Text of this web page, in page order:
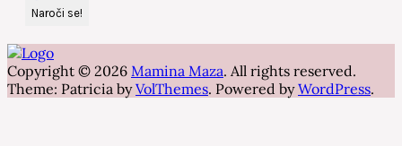
Copyright © 2026 Mamina Maza. All rights reserved.
Theme: Patricia byVolThemes. Powered byWordPress.